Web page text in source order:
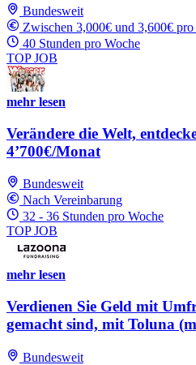
Bundesweit
Zwischen 3,000€ und 3,600€
40 Stunden pro Woche
TOP JOB
mehr lesen
Verändere die Welt,
4’700€/Monat
Bundesweit
Nach Vereinbarung
32 - 36 Stunden pro Woche
TOP JOB
mehr lesen
Verdienen Sie Geld mit
gemacht sind, mit Toluna
Bundesweit